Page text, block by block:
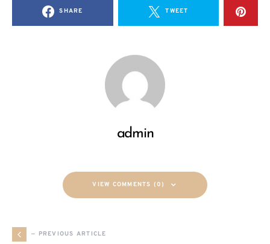
SHARE TWEET
admin
VIEW COMMENTS (0)
— PREVIOUS ARTICLE